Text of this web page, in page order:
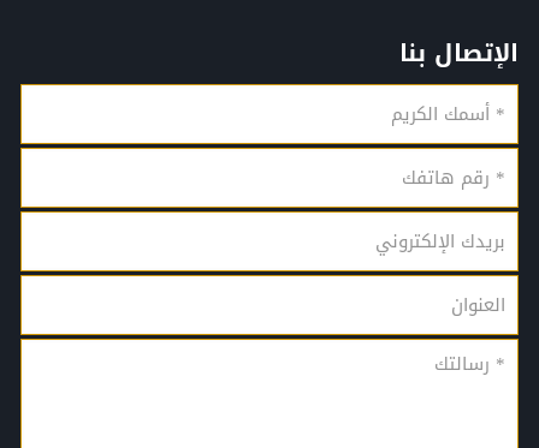
الإتصال بنا